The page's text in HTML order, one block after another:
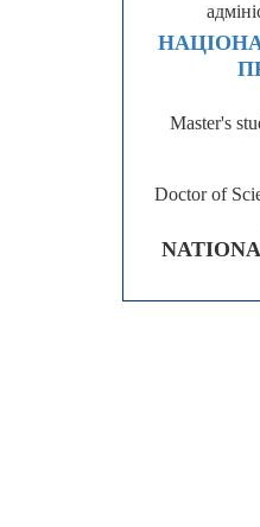
Master's
Doctor of